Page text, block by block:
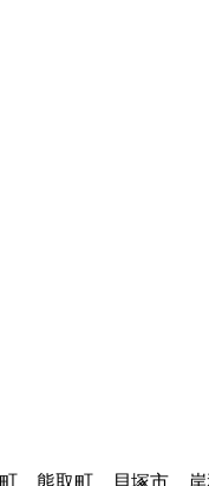
熊取町 貝塚市